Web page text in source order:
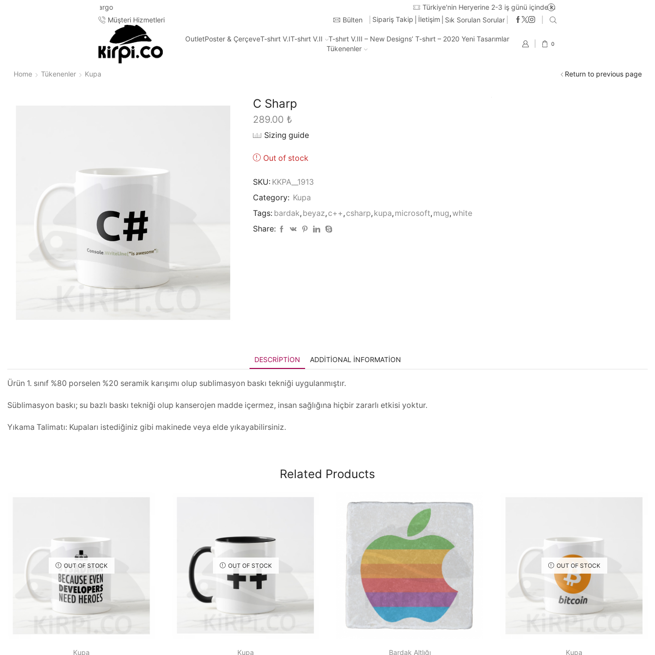
Müşteri Hizmetleri
Bülten Sipariş Takip İletişim Sık Sorulan Sorular
OutletPoster & ÇerçeveT-shırt V.IT-shırt V.II
T-shırt V.III – New Designs’ T-shırt – 2020 Yeni Tasarımlar
Tükenenler
0
Home Tükenenler Kupa Return to previous page
C Sharp
289.00 ₺
Sizing guide
Out of stock
SKU: KKPA__1913
Category: Kupa
Tags: bardak, beyaz, c++, csharp, kupa, microsoft, mug,white
Share:
DESCRIPTION ADDITIONAL INFORMATION
Ürün 1. sınıf %80 porselen %20 seramik karışımı olup sublimasyon baskı tekniği uygulanmıştır.
Süblimasyon baskı; su bazlı baskı tekniği olup kanserojen madde içermez, insan sağlığına hiçbir zararlı etkisi yoktur.
Yıkama Talimatı: Kupaları istediğiniz gibi makinede veya elde yıkayabilirsiniz.
Related Products
OUT OF STOCK
Kupa
OUT OF STOCK
Kupa Bardak Altlığı
OUT OF STOCK
Kupa